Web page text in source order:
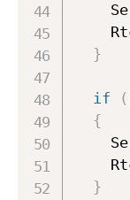
}
if (
{
}